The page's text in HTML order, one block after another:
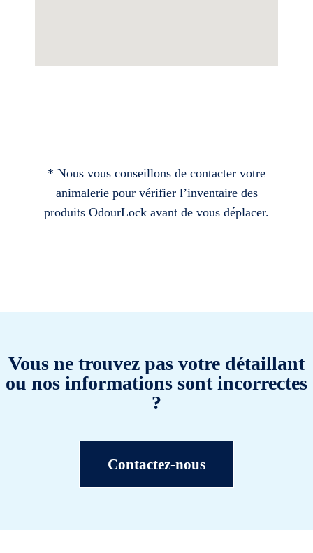
* Nous vous conseillons de contacter votre
animalerie pour vérifier l’inventaire des
produits OdourLock avant de vous déplacer.
Vous ne trouvez pas votre détaillant
ou nos informations sont incorrectes
?
Contactez-nous